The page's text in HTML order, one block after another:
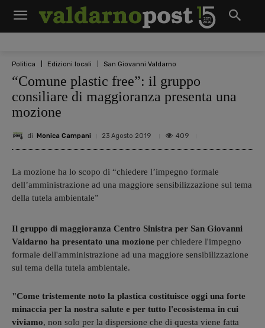
Politica Edizioni locali San Giovanni Valdarno
“Comune plastic free”: il gruppo
consiliare di maggioranza presenta una
mozione
di Monica Campani 23 Agosto 2019 409
La mozione ha lo scopo di “chiedere l’impegno formale
dell’amministrazione ad una maggiore sensibilizzazione sul tema
della tutela ambientale”
Il gruppo di maggioranza Centro Sinistra per San Giovanni
Valdarno ha presentato una mozione per chiedere l'impegno
formale dell'amministrazione ad una maggiore sensibilizzazione
sul tema della tutela ambientale.
"Come tristemente noto la plastica costituisce oggi una forte
minaccia per la nostra salute e per tutto l'ecosistema in cui
viviamo, non solo per la dispersione che di questa viene fatta